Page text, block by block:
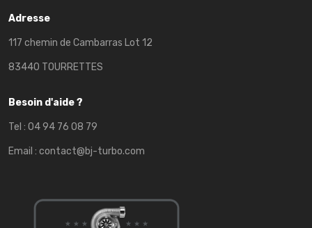
Adresse
117 chemin de Cambarras Lot 12
83440 TOURRETTES
Besoin d'aide ?
Tel : 04 94 76 08 79
Email : contact@bj-turbo.com